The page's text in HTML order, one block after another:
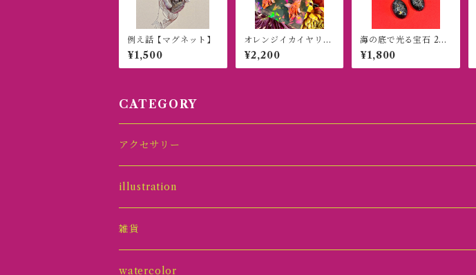
例え話【マグネット】
¥1,500
オレンジイカイヤリン
グ (ピアス)
¥2,200
海の底で光る宝石 2粒
ピアス(イヤリング)
¥1,800
CATEGORY
アクセサリー
ピアス
イヤリング
ネックレス
illustration
原画オーナメント
グッズ
雑貨
アクセサリースタンド
watercolor